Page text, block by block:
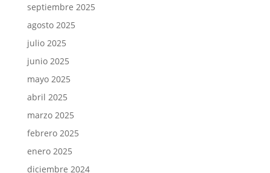
septiembre 2025
agosto 2025
julio 2025
junio 2025
mayo 2025
abril 2025
marzo 2025
febrero 2025
enero 2025
diciembre 2024